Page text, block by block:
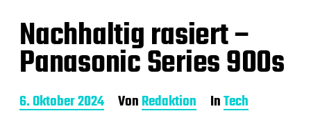
Nachhaltig rasiert –
Panasonic Series 900s
B
e
6. Oktober 2024 VonRedaktion InTech